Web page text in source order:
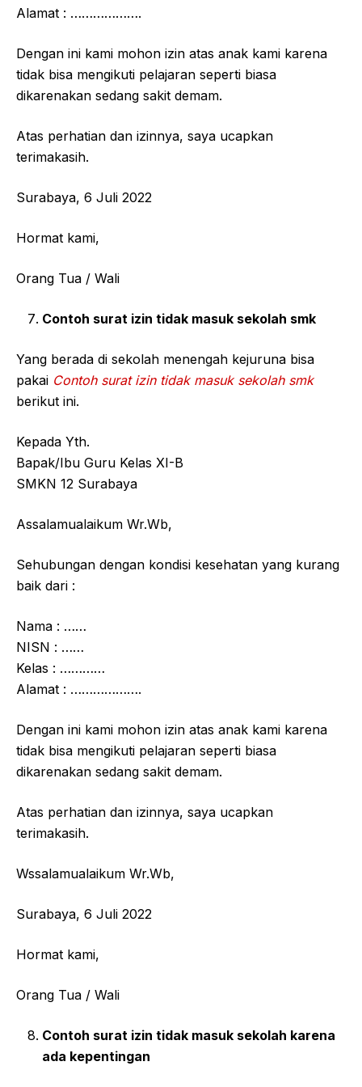
Alamat : ……………….
Dengan ini kami mohon izin atas anak kami karena
tidak bisa mengikuti pelajaran seperti biasa
dikarenakan sedang sakit demam.
Atas perhatian dan izinnya, saya ucapkan
terimakasih.
Surabaya, 6 Juli 2022
Hormat kami,
Orang Tua / Wali
Contoh surat izin tidak masuk sekolah smk
Yang berada di sekolah menengah kejuruna bisa
pakai Contoh surat izin tidak masuk sekolah smk
berikut ini.
Kepada Yth.
Bapak/Ibu Guru Kelas XI-B
SMKN 12 Surabaya
Assalamualaikum Wr.Wb,
Sehubungan dengan kondisi kesehatan yang kurang
baik dari :
Nama : ……
NISN : ……
Kelas : …………
Alamat : ……………….
Dengan ini kami mohon izin atas anak kami karena
tidak bisa mengikuti pelajaran seperti biasa
dikarenakan sedang sakit demam.
Atas perhatian dan izinnya, saya ucapkan
terimakasih.
Wssalamualaikum Wr.Wb,
Surabaya, 6 Juli 2022
Hormat kami,
Orang Tua / Wali
Contoh surat izin tidak masuk sekolah karena
ada kepentingan